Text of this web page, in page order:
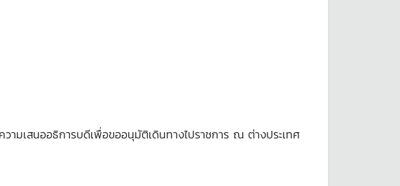
มเสนออธิการบดีเพื่อขออนุมัติเดินทางไปราชการ ณ ต่างประเทศ